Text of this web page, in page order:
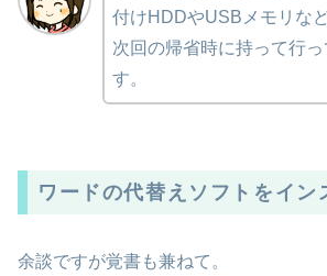
付けHDDやUSBメモリな
次回の帰省時に持って行
す。
ワードの代替えソフトをイン
余談ですが覚書も兼ねて。